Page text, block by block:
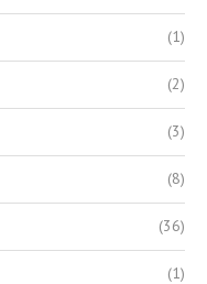
(1)
(2)
(3)
(8)
(36)
(1)